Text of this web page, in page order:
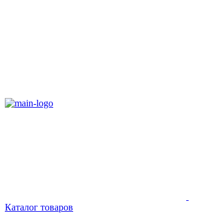
Каталог товаров